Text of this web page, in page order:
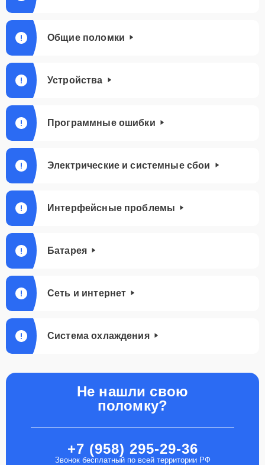
Общие поломки
Устройства
Программные ошибки
Электрические и системные сбои
Интерфейсные проблемы
Батарея
Сеть и интернет
Система охлаждения
Не нашли свою
поломку?
+7 (958) 295-29-36
Звонок бесплатный по всей территории РФ